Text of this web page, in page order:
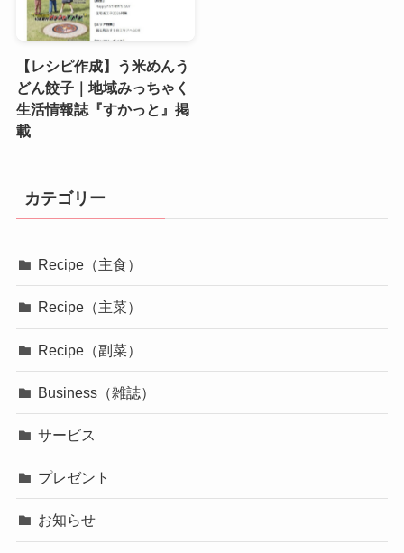
【レシピ作成】う米めんう
どん餃子｜地域みっちゃく
生活情報誌『すかっと』掲
載
カテゴリー
Recipe（主食）
Recipe（主菜）
Recipe（副菜）
Business（雑誌）
サービス
プレゼント
お知らせ